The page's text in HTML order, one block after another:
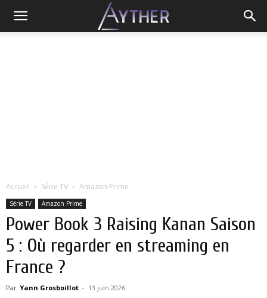
Accueil Série TV Amazon Prime
Série TV Amazon Prime
Power Book 3 Raising Kanan Saison
5 : Où regarder en streaming en
France ?
Par Yann Grosboillot - 13 juin 2026